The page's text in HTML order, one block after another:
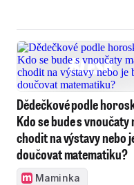
Dědečkové podle
Kdo se bude s vnoučaty
chodit na výstavy nebo
doučovat matematiku?
Maminka